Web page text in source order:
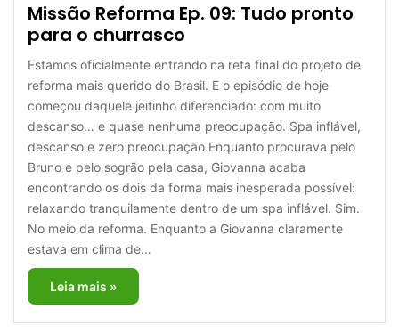
Missão Reforma Ep. 09: Tudo pronto
para o churrasco
Estamos oficialmente entrando na reta final do projeto de
reforma mais querido do Brasil. E o episódio de hoje
começou daquele jeitinho diferenciado: com muito
descanso… e quase nenhuma preocupação. Spa inflável,
descanso e zero preocupação Enquanto procurava pelo
Bruno e pelo sogrão pela casa, Giovanna acaba
encontrando os dois da forma mais inesperada possível:
relaxando tranquilamente dentro de um spa inflável. Sim.
No meio da reforma. Enquanto a Giovanna claramente
estava em clima de…
Leia mais »